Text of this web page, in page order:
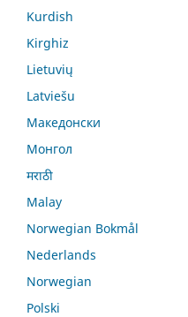
Kurdish
Kirghiz
Lietuvių
Latviešu
Македонски
Монгол
मराठी
Malay
Norwegian Bokmål
Nederlands
Norwegian
Polski